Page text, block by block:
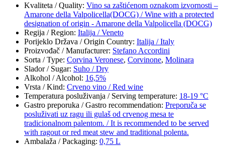
Kvaliteta / Quality: Vino sa zaštićenom oznakom izvornosti –
Amarone della Valpolicella(DOCG) / Wine with a protected
designation of origin - Amarone della Valpolicella (DOCG)
Regija / Region: Italija / Veneto
Porijeklo Država / Origin Country: Italija / Italy
Proizvođač / Manufacturer: Stefano Accordini
Sorta / Type: Corvina Veronese, Corvinone, Molinara
Slador / Sugar: Suho / Dry
Alkohol / Alcohol: 16,5%
Vrsta / Kind: Crveno vino / Red wine
Temperatura posluživanja / Serving temperature: 18-19 °C
Gastro preporuka / Gastro recommendation: Preporuča se
posluživati uz ragu ili gulaš od crvenog mesa te
tradicionalnom palentom. / It is recommended to be served
with ragout or red meat stew and traditional polenta.
Ambalaža / Packaging: 0,75 L